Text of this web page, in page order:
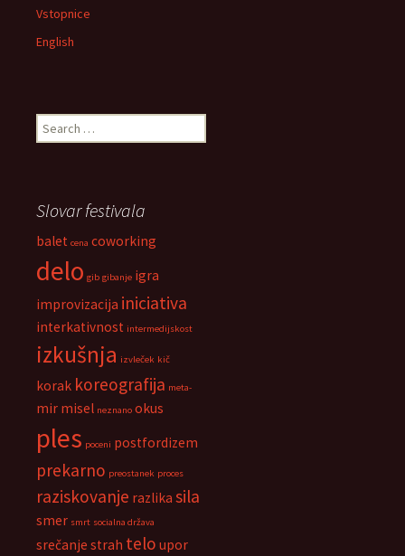
Vstopnice
English
Search
for:
Slovar festivala
balet cena coworking
delo gib gibanje igra
improvizacija iniciativa
interkativnost intermedijskost
izkušnja izvleček kič
korak koreografija meta-
mir misel neznano okus
ples poceni postfordizem
prekarno preostanek proces
raziskovanje razlika sila
smer smrt socialna država
srečanje strah telo upor